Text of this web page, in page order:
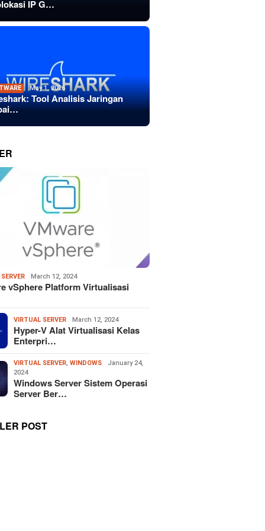
IP G…
May 1, 2026
Tool Analisis Jaringan
March 12, 2024
vSphere Platform Virtualisasi
VIRTUAL SERVER March 12, 2024
Hyper-V Alat Virtualisasi Kelas
Enterpri…
VIRTUAL SERVER,WINDOWS
January 24,
2024
Windows Server Sistem Operasi
Server Ber…
POST